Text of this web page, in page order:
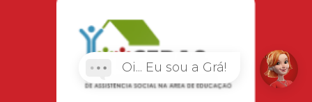
Oi... Eu sou a Grá!